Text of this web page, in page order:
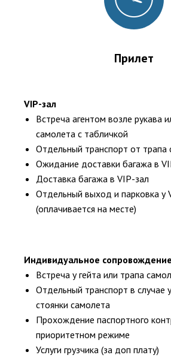
Прилет
VIP-зал
Встреча агентом возле рукава
самолета с табличкой
Отдельный транспорт от трапа
Ожидание доставки багажа в
Доставка багажа в VIP-зал
Отдельный выход и парковка у
(оплачивается на месте)
Индивидуальное сопровождение
Встреча у гейта или трапа
Отдельный транспорт в случае
стоянки самолета
Прохождение паспортного
приоритетном режиме
Услуги грузчика (за доп плату)